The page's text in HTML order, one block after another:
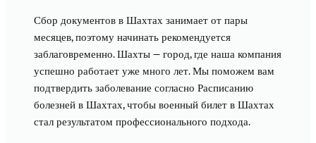
Сбор документов в Шахтах занимает от пары
месяцев, поэтому начинать рекомендуется
заблаговременно. Шахты — город, где наша компания
успешно работает уже много лет. Мы поможем вам
подтвердить заболевание согласно Расписанию
болезней в Шахтах, чтобы военный билет в Шахтах
стал результатом профессионального подхода.